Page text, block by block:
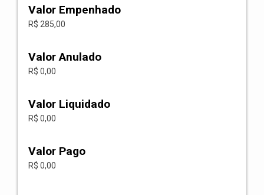
Valor Empenhado
R$ 285,00
Valor Anulado
R$ 0,00
Valor Liquidado
R$ 0,00
Valor Pago
R$ 0,00